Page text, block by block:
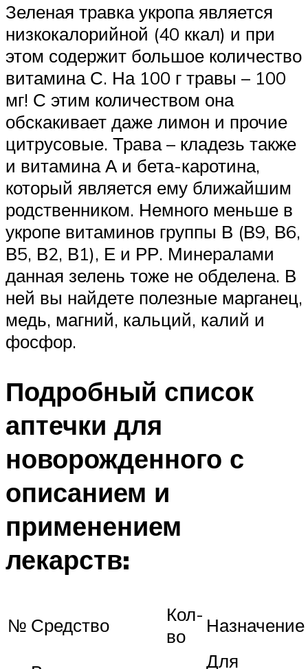
Зеленая травка укропа является
низкокалорийной (40 ккал) и при
этом содержит большое количество
витамина С. На 100 г травы – 100
мг! С этим количеством она
обскакивает даже лимон и прочие
цитрусовые. Трава – кладезь также
и витамина А и бета-каротина,
который является ему ближайшим
родственником. Немного меньше в
укропе витаминов группы В (В9, В6,
В5, В2, В1), Е и РР. Минералами
данная зелень тоже не обделена. В
ней вы найдете полезные марганец,
медь, магний, кальций, калий и
фосфор.
Подробный список
аптечки для
новорожденного с
описанием и
применением
лекарств:
№ Средство
Кол-
во
Назначение
Для